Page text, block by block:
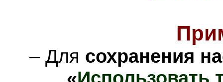
– Для сохранения
«Использовать